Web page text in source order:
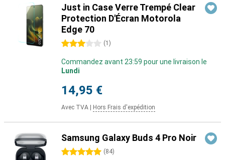
Just in Case Verre Trempé Clear
Protection D'Écran Motorola
Edge 70
3 étoiles (1 )
Commandez avant 23:59 pour une livraison le
Lundi
14,95 €
Avec TVA Hors Frais d'expédition
Samsung Galaxy Buds 4 Pro Noir
5 étoiles (84)